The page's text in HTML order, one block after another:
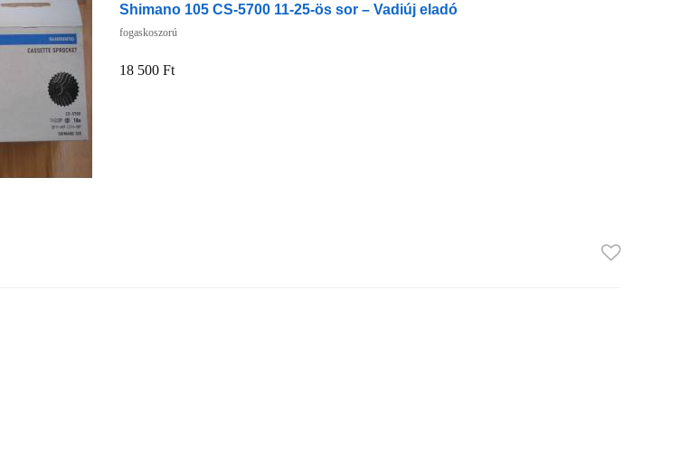
Shimano 105 CS-5700 11-25-ös sor – Vadiúj eladó
fogaskoszorú
18 500 Ft